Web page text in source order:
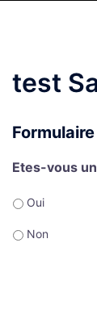
test
Etes-vous
Oui
Non